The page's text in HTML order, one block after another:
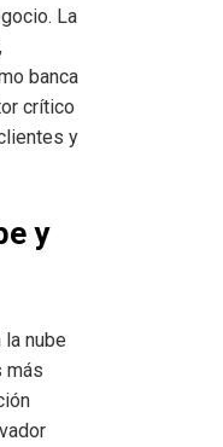
La
banca
crítico
y
y
la nube
más